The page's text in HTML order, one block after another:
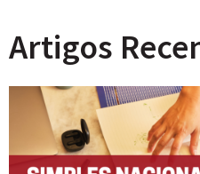
Artigos